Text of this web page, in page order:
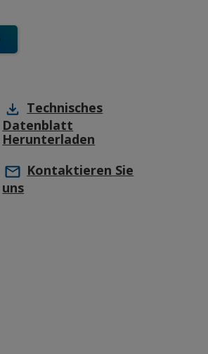
Technisches
Datenblatt
Herunterladen
Kontaktieren Sie
uns